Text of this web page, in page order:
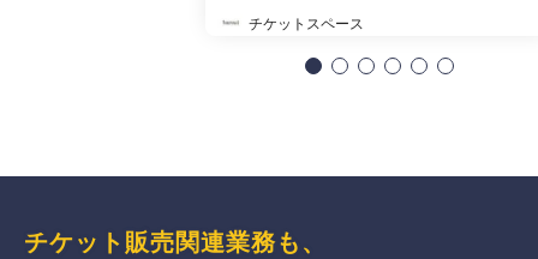
チケットスペース
チケット販売関連業務も、